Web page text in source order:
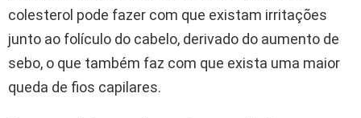
colesterol pode fazer com que existam irritações
junto ao folículo do cabelo, derivado do aumento de
sebo, o que também faz com que exista uma maior
queda de fios capilares.